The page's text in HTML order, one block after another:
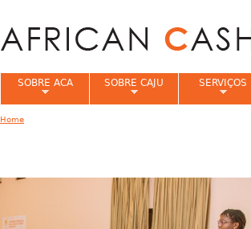
SOBRE ACA SOBRE CAJU SERVIÇOS
Home